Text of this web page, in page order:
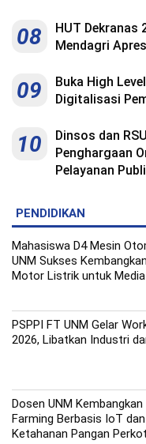
08
HUT Dekranas
Mendagri
09
Buka High
Digitalisasi
10
Dinsos dan
Penghargaan
Pelayanan
PENDIDIKAN
Mahasiswa D4 Mesin
UNM Sukses
Motor Listrik untuk
PSPPI FT UNM Gelar
2026, Libatkan Industri
Dosen UNM
Farming Berbasis IoT
Ketahanan Pangan